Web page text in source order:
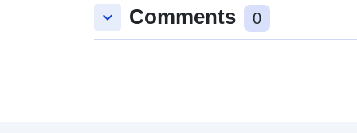
occurrences/issues gemeldet werden. Wir haben
diesen Datensatz unter einer Creative Commons
keyboard_arrow_down Comments 0